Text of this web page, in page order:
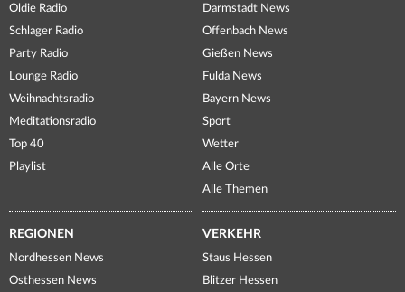
Oldie Radio
Schlager Radio
Party Radio
Lounge Radio
Weihnachtsradio
Meditationsradio
Top 40
Playlist
Darmstadt News
Offenbach News
Gießen News
Fulda News
Bayern News
Sport
Wetter
Alle Orte
Alle Themen
REGIONEN
Nordhessen News
Osthessen News
VERKEHR
Staus Hessen
Blitzer Hessen